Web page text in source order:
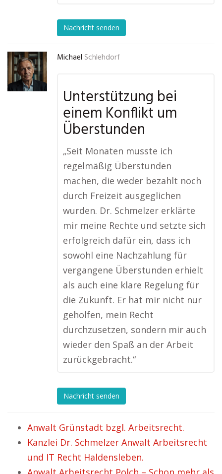
Nachricht senden
Michael Schlehdorf
Unterstützung bei
einem Konflikt um
Überstunden
„Seit Monaten musste ich
regelmäßig Überstunden
machen, die weder bezahlt noch
durch Freizeit ausgeglichen
wurden. Dr. Schmelzer erklärte
mir meine Rechte und setzte sich
erfolgreich dafür ein, dass ich
sowohl eine Nachzahlung für
vergangene Überstunden erhielt
als auch eine klare Regelung für
die Zukunft. Er hat mir nicht nur
geholfen, mein Recht
durchzusetzen, sondern mir auch
wieder den Spaß an der Arbeit
zurückgebracht.“
Nachricht senden
Anwalt Grünstadt bzgl. Arbeitsrecht.
Kanzlei Dr. Schmelzer Anwalt Arbeitsrecht
und IT Recht Haldensleben.